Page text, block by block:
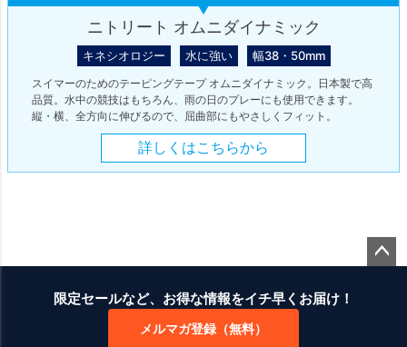
ニトリート オムニダイナミック
キネシオロジー 水に強い 幅38・50mm
スイマーのためのテーピングテープ オムニダイナミック。日本製で高
品質。水中の競技はもちろん、雨の日のプレーにも使用できます。
縦・横、全方向に伸びるので、屈曲部にもやさしくフィット。
詳しくはこちらから
限定セールなど、お得な情報をイチ早くお届け！
メルマガ登録（無料）